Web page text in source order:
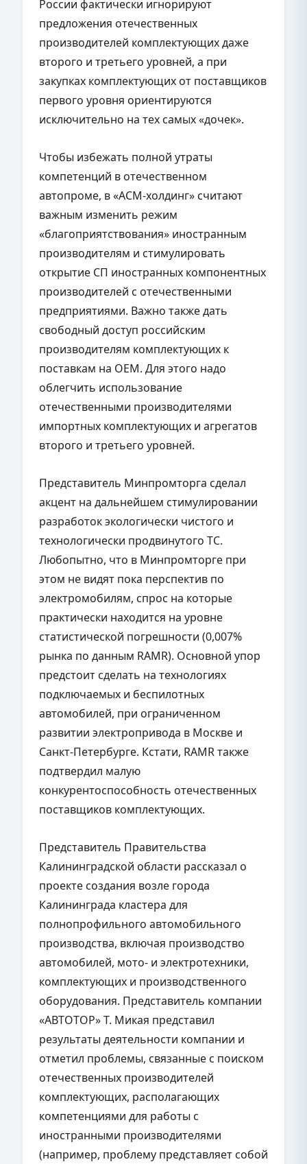
России фактически игнорируют
предложения отечественных
производителей комплектующих даже
второго и третьего уровней, а при
закупках комплектующих от поставщиков
первого уровня ориентируются
исключительно на тех самых «дочек».
Чтобы избежать полной утраты
компетенций в отечественном
автопроме, в «АСМ-холдинг» считают
важным изменить режим
«благоприятствования» иностранным
производителям и стимулировать
открытие СП иностранных компонентных
производителей с отечественными
предприятиями. Важно также дать
свободный доступ российским
производителям комплектующих к
поставкам на ОЕМ. Для этого надо
облегчить использование
отечественными производителями
импортных комплектующих и агрегатов
второго и третьего уровней.
Представитель Минпромторга сделал
акцент на дальнейшем стимулировании
разработок экологически чистого и
технологически продвинутого ТС.
Любопытно, что в Минпромторге при
этом не видят пока перспектив по
электромобилям, спрос на которые
практически находится на уровне
статистической погрешности (0,007%
рынка по данным RAMR). Основной упор
предстоит сделать на технологиях
подключаемых и беспилотных
автомобилей, при ограниченном
развитии электропривода в Москве и
Санкт-Петербурге. Кстати, RAMR также
подтвердил малую
конкурентоспособность отечественных
поставщиков комплектующих.
Представитель Правительства
Калининградской области рассказал о
проекте создания возле города
Калининграда кластера для
полнопрофильного автомобильного
производства, включая производство
автомобилей, мото- и электротехники,
комплектующих и производственного
оборудования. Представитель компании
«АВТОТОР» Т. Микая представил
результаты деятельности компании и
отметил проблемы, связанные с поиском
отечественных производителей
комплектующих, располагающих
компетенциями для работы с
иностранными производителями
(например, проблему представляет собой